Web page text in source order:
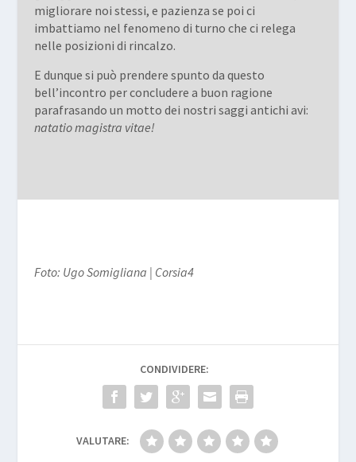
migliorare noi stessi, e pazienza se poi ci
imbattiamo nel fenomeno di turno che ci relega
nelle posizioni di rincalzo.
E dunque si può prendere spunto da questo
bell’incontro per concludere a buon ragione
parafrasando un motto dei nostri saggi antichi avi:
natatio magistra vitae!
Foto: Ugo Somigliana | Corsia4
CONDIVIDERE:
VALUTARE: